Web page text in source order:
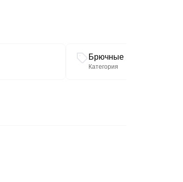
Брючные костюмы
Категория